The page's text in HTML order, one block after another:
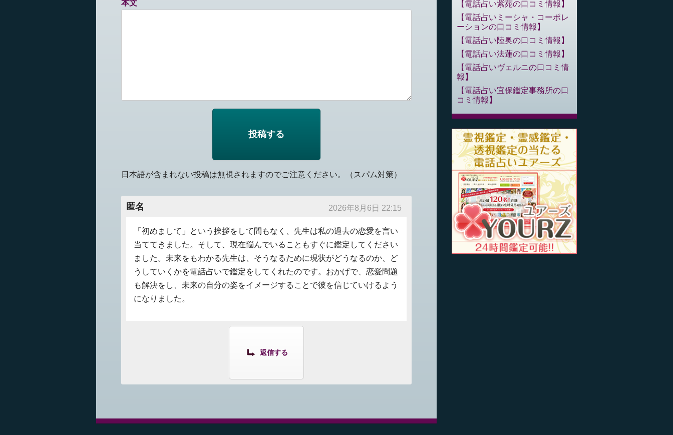
本文
日本語が含まれない投稿は無視されますのでご注意ください。（スパム対策）
匿名 2026年8月6日 22:15
「初めまして」という挨拶をして間もなく、先生は私の過去の恋愛を言い
当ててきました。そして、現在悩んでいることもすぐに鑑定してください
ました。未来をもわかる先生は、そうなるために現状がどうなるのか、ど
うしていくかを電話占いで鑑定をしてくれたのです。おかげで、恋愛問題
も解決をし、未来の自分の姿をイメージすることで彼を信じていけるよう
になりました。
返信する
電話占い紫苑の口コミ情報
電話占いミーシャ・コーポレ
ーションの口コミ情報
電話占い陸奥の口コミ情報
電話占い法蓮の口コミ情報
電話占いヴェルニの口コミ情
報
電話占い宜保鑑定事務所の口
コミ情報